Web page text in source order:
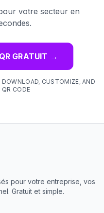
votre secteur en
GRATUIT →
CUSTOMIZE, AND
QR CODE
pour votre entreprise, vos
Gratuit et simple.